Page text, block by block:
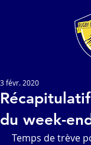
du week-end
3 févr. 2020
Temps de trève